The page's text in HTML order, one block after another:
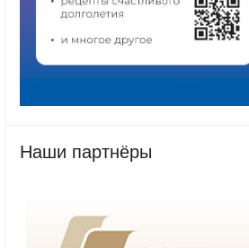
Наши партнёры